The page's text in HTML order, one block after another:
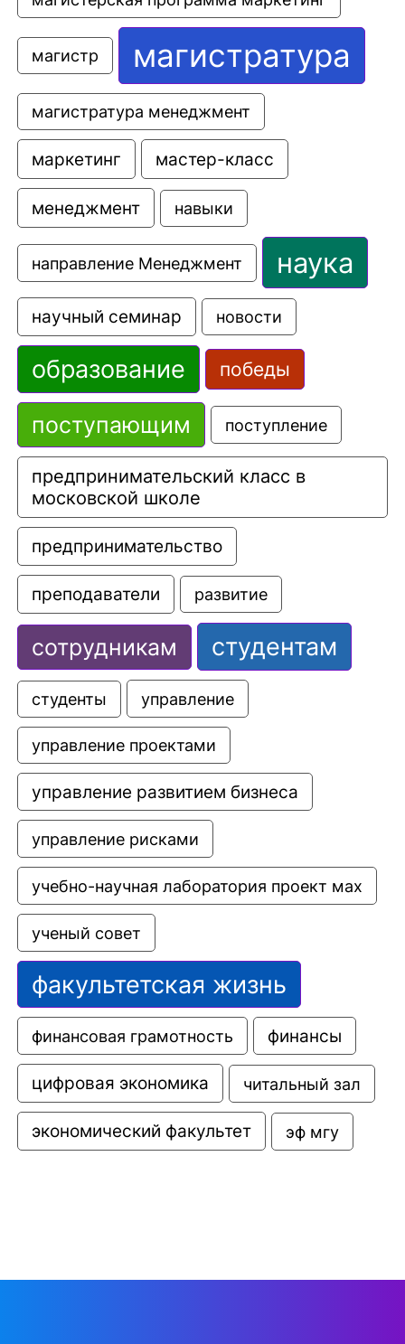
магистр магистратура
магистратура менеджмент
маркетинг мастер-класс
менеджмент навыки
направление Менеджмент наука
научный семинар новости
образование победы
поступающим поступление
предпринимательский класс в
московской школе
предпринимательство
преподаватели развитие
сотрудникам студентам
студенты управление
управление проектами
управление развитием бизнеса
управление рисками
учебно-научная лаборатория проект мах
ученый совет
факультетская жизнь
финансовая грамотность финансы
цифровая экономика читальный зал
экономический факультет эф мгу